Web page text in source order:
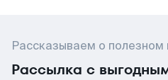
Рассказываем о полезном
Рассылка с